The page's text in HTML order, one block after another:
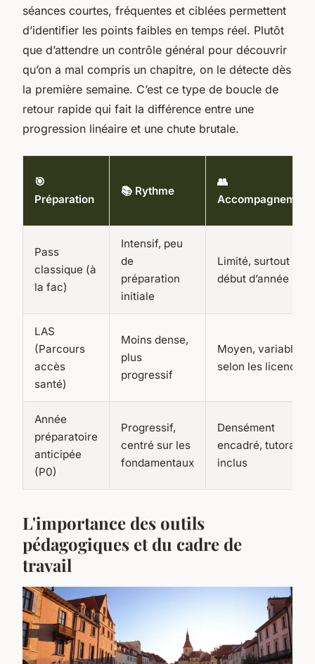
séances courtes, fréquentes et ciblées permettent
d’identifier les points faibles en temps réel. Plutôt
que d’attendre un contrôle général pour découvrir
qu’on a mal compris un chapitre, on le détecte dès
la première semaine. C’est ce type de boucle de
retour rapide qui fait la différence entre une
progression linéaire et une chute brutale.
🎯
Préparation
📚 Rythme
👥
Accompagnement
Pass
classique (à
la fac)
Intensif, peu
de
préparation
initiale
Limité, surtout en
début d’année
LAS
(Parcours
accès
santé)
Moins dense,
plus
progressif
Moyen, variable
selon les licences
Année
préparatoire
anticipée
(P0)
Progressif,
centré sur les
fondamentaux
Densément
encadré, tutorat
inclus
L'importance des outils
pédagogiques et du cadre de
travail